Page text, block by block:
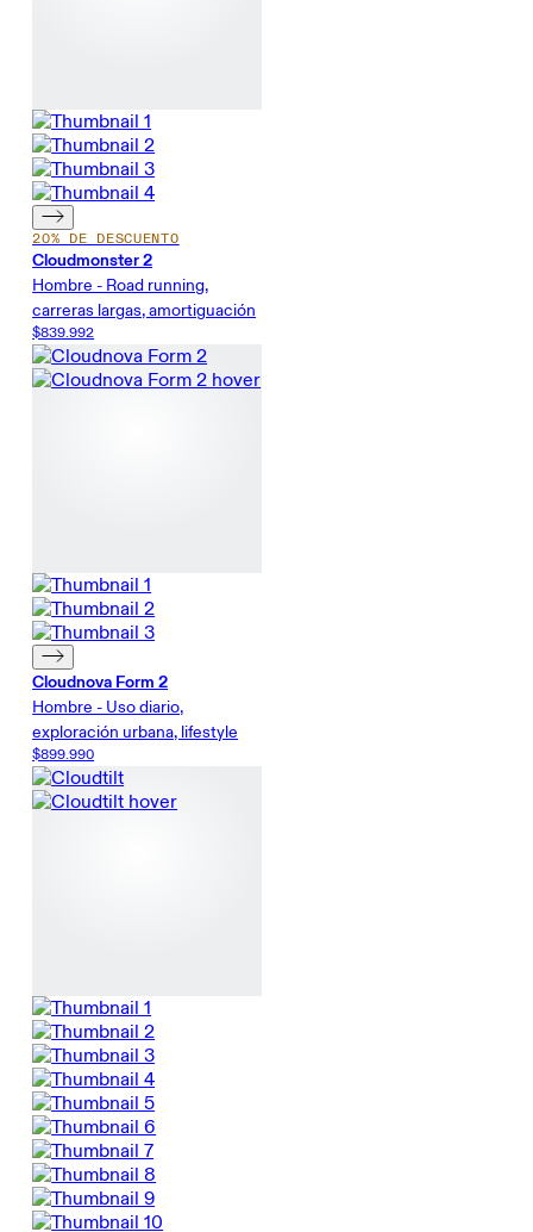
20% DE DESCUENTO
Cloudmonster 2
Hombre - Road running,
carreras largas, amortiguación
$839.992
Cloudnova Form 2
Hombre - Uso diario,
exploración urbana, lifestyle
$899.990